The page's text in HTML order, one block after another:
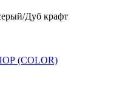
Дуб крафт
(COLOR)